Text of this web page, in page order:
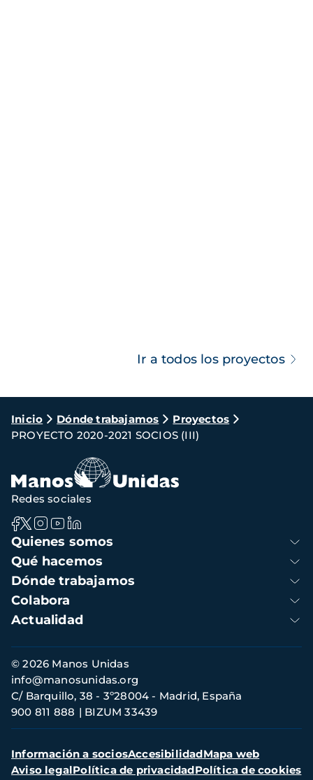
Ir a todos los proyectos
Ruta
de
navegación
Inicio Dónde trabajamos
Proyectos
PROYECTO 2020-2021 SOCIOS (III)
Navegación
principal
Quienes somos
Qué hacemos
Dónde trabajamos
Colabora
Actualidad
Redes sociales
Información
de
contacto
© 2026 Manos Unidas
C/ Barquillo, 38 - 3º28004 - Madrid, España
900 811 888
BIZUM 33439
info@manosunidas.org
Menú
secundario
Información a sociosAccesibilidadMapa web
Aviso legalPolítica de privacidadPolítica de cookies